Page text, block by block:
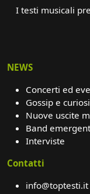
I testi musicali
NEWS
Concerti ed
Gossip e
Nuove uscite
Band
Interviste
Contatti
info@toptesti.it